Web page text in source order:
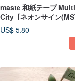
maste 和紙テープ Multi
City【ネオンサイン
MKT76-A)】
US$ 5.80